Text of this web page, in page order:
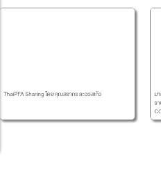
Sharing โดย คุณสรากร ละอองแก้ว มาตรก
รายได้